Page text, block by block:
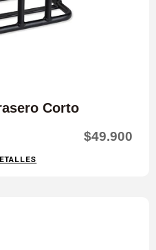
Corto
$49.900